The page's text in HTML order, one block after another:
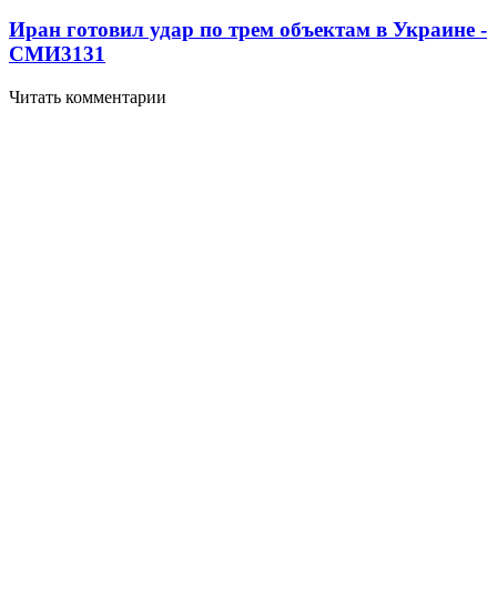
Иран готовил удар по трем объектам в Украине -
СМИ3131
Читать комментарии